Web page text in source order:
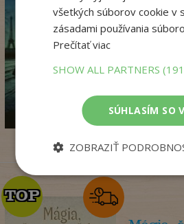
3
Druart
TOP
TOP
všetkých súborov cookie v
zásadami používania
Prečítať viac
SHOW ALL PARTNERS
SÚHLASÍM SO
ZOBRAZIŤ